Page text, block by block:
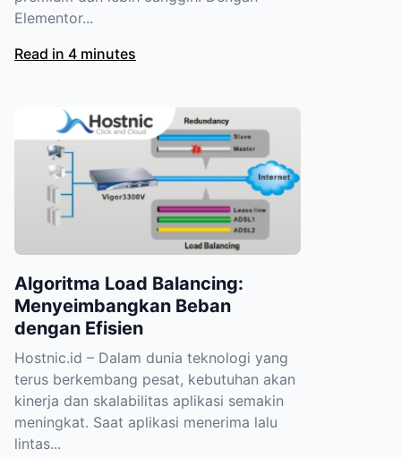
Elementor...
Read in 4 minutes
Algoritma Load Balancing:
Menyeimbangkan Beban
dengan Efisien
Hostnic.id – Dalam dunia teknologi yang
terus berkembang pesat, kebutuhan akan
kinerja dan skalabilitas aplikasi semakin
meningkat. Saat aplikasi menerima lalu
lintas...